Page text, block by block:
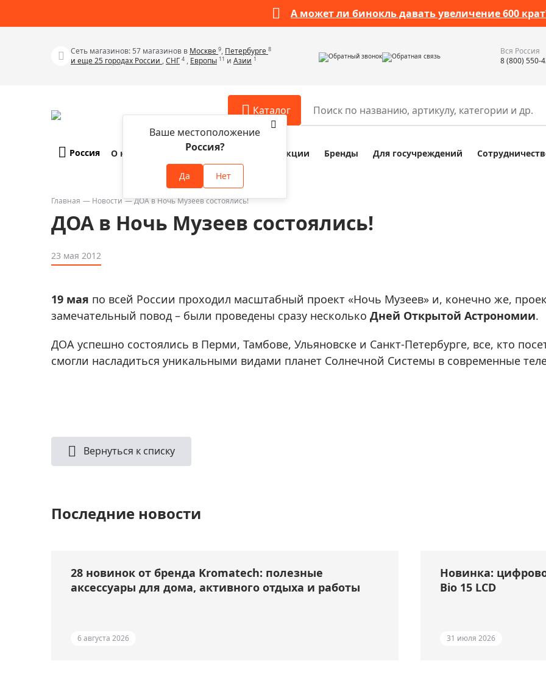
А может ли бинокль давать увеличение 600
Сеть магазинов: 57 магазинов в Москве 9, Петербурге 8
и еще 25 городах России ,СНГ 4 , Европы 11 и Азии 1 Обратный звонок Обратная связь
Вся Россия
8 (800) 550-
Каталог
Телескопы
Бинокли
Зрительные трубы
Приборы ночного видения
Тепловизоры
Фотогаджеты
Астропланетарии
Подарки
Акции
Аксессуары для микроскопов
Аксессуары для зрительных труб
Распродажа
ценам
Распродажа выставочных образцов
Разное
Лазерные дальномеры
Штативы
Средства для очистки оптики
Трихинеллоскопы
Россия
Ваше местоположение
Россия?
Да Нет
О компании Оплата и доставка Акции Бренды Для госучреждений
Главная Новости ДОА в Ночь Музеев состоялись!
ДОА в Ночь Музеев состоялись!
23 мая 2012
19 мая по всей России проходил масштабный проект «Ночь Музеев» и, конечно же,
замечательный повод – были проведены сразу несколько Дней Открытой Астрономии.
ДОА успешно состоялись в Перми, Тамбове, Ульяновске и Санкт-Петербурге, все, кто
смогли насладиться уникальными видами планет Солнечной Системы в современные
Вернуться к списку
Последние новости
28 новинок от бренда Kromatech: полезные
аксессуары для дома, активного отдыха и работы
6 августа 2026
Новинка:
Bio 15 LCD
31 июля 2026